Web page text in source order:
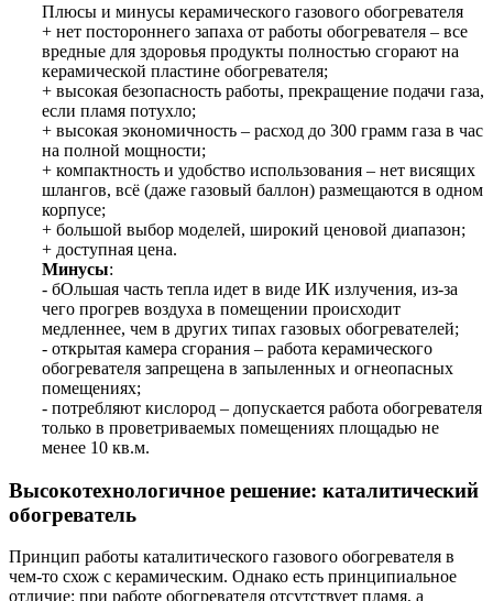
Плюсы и минусы керамического газового обогревателя
+ нет постороннего запаха от работы обогревателя – все
вредные для здоровья продукты полностью сгорают на
керамической пластине обогревателя;
+ высокая безопасность работы, прекращение подачи газа,
если пламя потухло;
+ высокая экономичность – расход до 300 грамм газа в час
на полной мощности;
+ компактность и удобство использования – нет висящих
шлангов, всё (даже газовый баллон) размещаются в одном
корпусе;
+ большой выбор моделей, широкий ценовой диапазон;
+ доступная цена.
Минусы:
- бОльшая часть тепла идет в виде ИК излучения, из-за
чего прогрев воздуха в помещении происходит
медленнее, чем в других типах газовых обогревателей;
- открытая камера сгорания – работа керамического
обогревателя запрещена в запыленных и огнеопасных
помещениях;
- потребляют кислород – допускается работа обогревателя
только в проветриваемых помещениях площадью не
менее 10 кв.м.
Высокотехнологичное решение: каталитический
обогреватель
Принцип работы каталитического газового обогревателя в
чем-то схож с керамическим. Однако есть принципиальное
отличие: при работе обогревателя отсутствует пламя, а